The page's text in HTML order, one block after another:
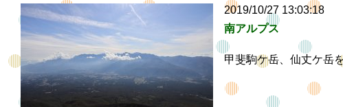
2019/10/27 13:03:18
南アルプス
甲斐駒ケ岳、仙丈ケ岳